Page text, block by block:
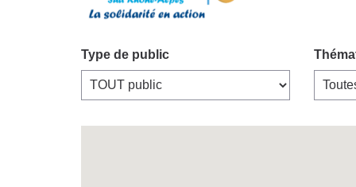
Type de public